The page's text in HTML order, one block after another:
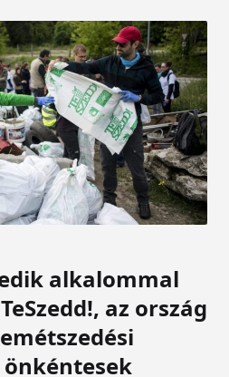
alkalommal
az ország